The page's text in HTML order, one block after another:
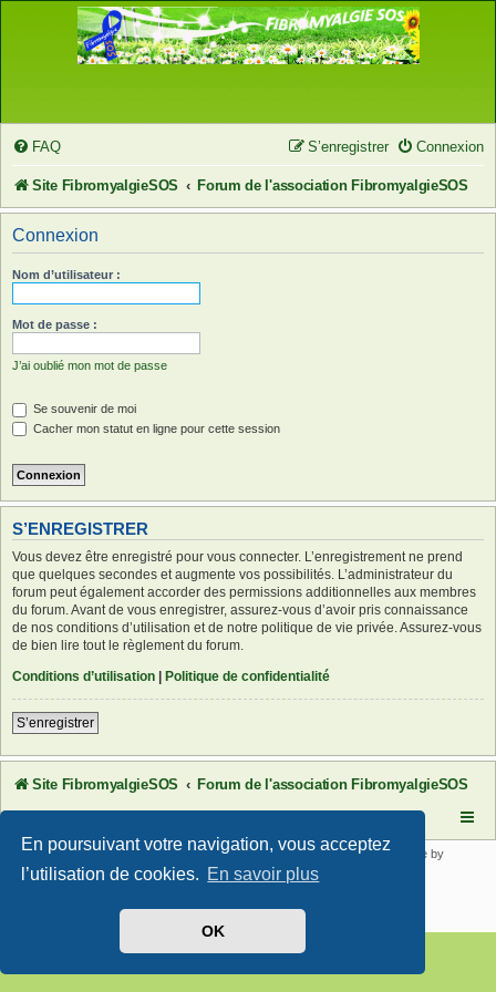
En poursuivant votre navigation, vous acceptez
l’utilisation de cookies. En savoir plus
OK
FAQ Connexion
S’enregistrer
Site FibromyalgieSOS Forum de l'association FibromyalgieSOS
Connexion
Nom d’utilisateur :
Mot de passe :
J’ai oublié mon mot de passe
Se souvenir de moi
Cacher mon statut en ligne pour cette session
S’ENREGISTRER
Vous devez être enregistré pour vous connecter. L’enregistrement ne prend
que quelques secondes et augmente vos possibilités. L’administrateur du
forum peut également accorder des permissions additionnelles aux membres
du forum. Avant de vous enregistrer, assurez-vous d’avoir pris connaissance
de nos conditions d’utilisation et de notre politique de vie privée. Assurez-vous
de bien lire tout le règlement du forum.
Conditions d’utilisation
Politique de confidentialité
S’enregistrer
Site FibromyalgieSOS Forum de l'association FibromyalgieSOS
Développé parphpBB® Forum Software © phpBB Limited | SE Square by
PhpBB3 BBCodes
Confidentialité|Conditions